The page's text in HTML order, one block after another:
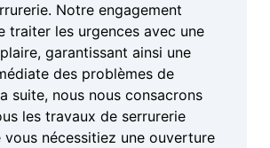
Notre engagement
traiter les urgences avec une
garantissant ainsi une
des problèmes de
suite, nous nous consacrons
les travaux de serrurerie
vous nécessitiez une ouverture